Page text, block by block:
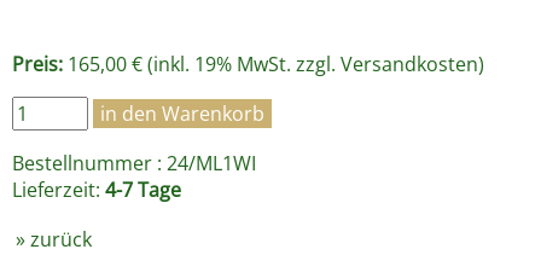
Preis: 165,00 € (inkl. 19% MwSt. zzgl. Versandkosten)
Bestellnummer : 24/ML1WI
Lieferzeit: 4-7 Tage
»zurück